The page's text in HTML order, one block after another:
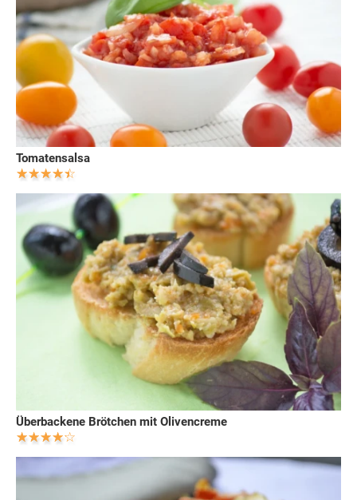
Tomatensalsa
Überbackene Brötchen mit Olivencreme